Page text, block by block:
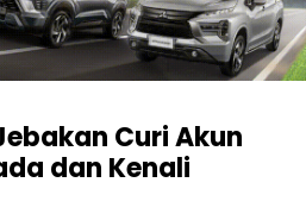
Curi Akun
dan Kenali